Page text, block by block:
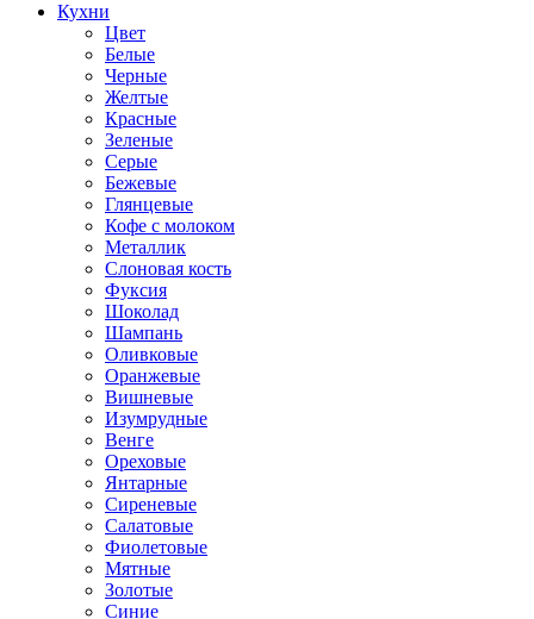
Кухни
Цвет
Белые
Черные
Желтые
Красные
Зеленые
Серые
Бежевые
Глянцевые
Кофе с молоком
Металлик
Слоновая кость
Фуксия
Шоколад
Шампань
Оливковые
Оранжевые
Вишневые
Изумрудные
Венге
Ореховые
Янтарные
Сиреневые
Салатовые
Фиолетовые
Мятные
Золотые
Синие